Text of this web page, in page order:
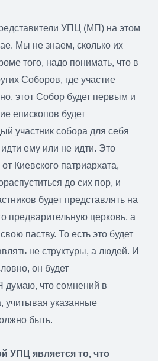
УПЦ (МП) на этом
Мы не знаем, сколько их
того, надо понимать, что в
Соборов, где участие
этот Собор будет первым и
епископов будет
участник собора для себя
ему или не идти. Это
Киевского патриархата,
до сих пор, и
будет представлять на
предварительную церковь, а
паству. То есть это будет
не структуры, а людей. И
он будет
думаю, что сомнений в
учитывая указанные
быть.
УПЦ является то, что